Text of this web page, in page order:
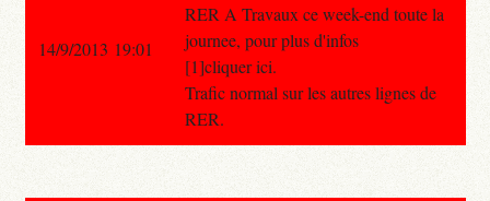
RER A Travaux ce week-end toute la
journee, pour plus d'infos
[1]cliquer ici.
Trafic normal sur les autres lignes de
RER.
14/9/2013 19:01